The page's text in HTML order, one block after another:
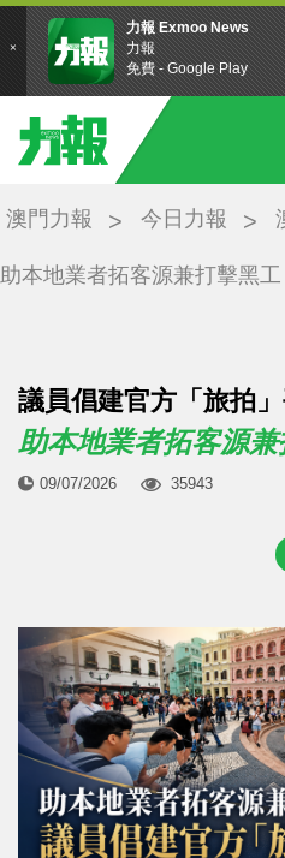
澳門力報 今日力報
助本地業者拓客源兼打擊黑工
議員倡建官方「旅拍
助本地業者拓客源
09/07/2026 35943